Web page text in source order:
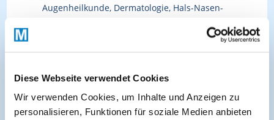
Diese Webseite verwendet Cookies
Wir verwenden Cookies, um Inhalte und Anzeigen zu
personalisieren, Funktionen für soziale Medien anbieten
Augenheilkunde, Dermatologie, Hals-Nasen-
Jugendmedizin, Pneumologie, Allergologie